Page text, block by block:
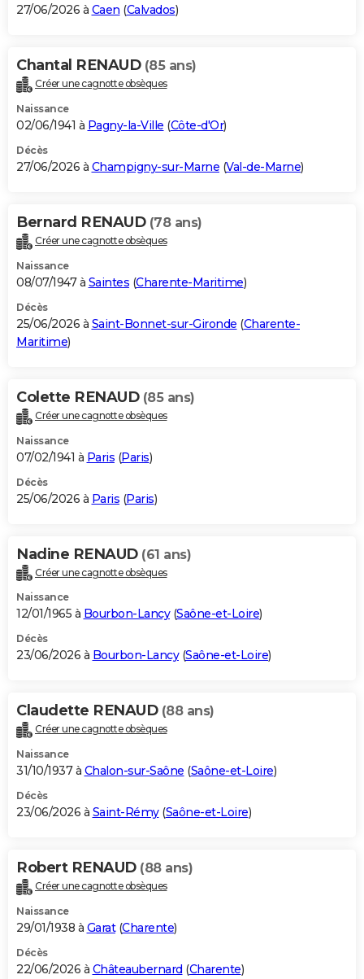
27/06/2026 à Caen (Calvados)
Chantal RENAUD (85 ans)
Créer une cagnotte obsèques
Naissance
02/06/1941 à Pagny-la-Ville (Côte-d'Or)
Décès
27/06/2026 à Champigny-sur-Marne (Val-de-Marne)
Bernard RENAUD (78 ans)
Créer une cagnotte obsèques
Naissance
08/07/1947 à Saintes (Charente-Maritime)
Décès
25/06/2026 à Saint-Bonnet-sur-Gironde (Charente-
Maritime)
Colette RENAUD (85 ans)
Créer une cagnotte obsèques
Naissance
07/02/1941 à Paris (Paris)
Décès
25/06/2026 à Paris (Paris)
Nadine RENAUD (61 ans)
Créer une cagnotte obsèques
Naissance
12/01/1965 à Bourbon-Lancy(Saône-et-Loire)
Décès
23/06/2026 à Bourbon-Lancy(Saône-et-Loire)
Claudette RENAUD (88 ans)
Créer une cagnotte obsèques
Naissance
31/10/1937 à Chalon-sur-Saône (Saône-et-Loire)
Décès
23/06/2026 à Saint-Rémy(Saône-et-Loire)
Robert RENAUD (88 ans)
Créer une cagnotte obsèques
Naissance
29/01/1938 à Garat(Charente)
Décès
22/06/2026 à Châteaubernard (Charente)